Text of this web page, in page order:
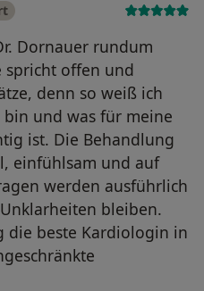
Dornauer rundum
spricht offen und
denn so weiß ich
und was für meine
ist. Die Behandlung
einfühlsam und auf
werden ausführlich
bleiben.
die beste Kardiologin in